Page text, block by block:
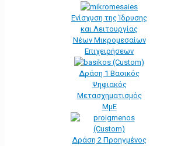
Ενίσχυση της Ίδρυσης
και Λειτουργίας
Νέων Μικρομεσαίων
Επιχειρήσεων
Δράση 1 Βασικός
Ψηφιακός
Μετασχηματισμός
ΜμΕ
Δράση 2 Προηγμένος